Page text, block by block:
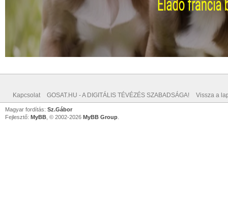
Kapcsolat GOSAT.HU - A DIGITÁLIS TÉVÉZÉS SZABADSÁGA! Vissza a
Magyar fordítás: Sz.Gábor
Fejlesztő: MyBB , © 2002-2026 MyBB Group